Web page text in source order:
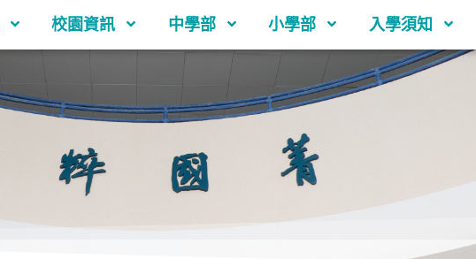
校園資訊 中學部 小學部 入學須知